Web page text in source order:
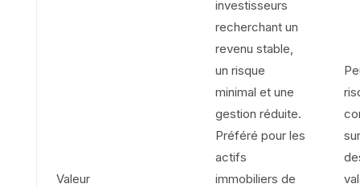
Valeur
investisseurs
recherchant un
revenu stable,
un risque
minimal et une
gestion réduite.
Préféré pour les
actifs
immobiliers de